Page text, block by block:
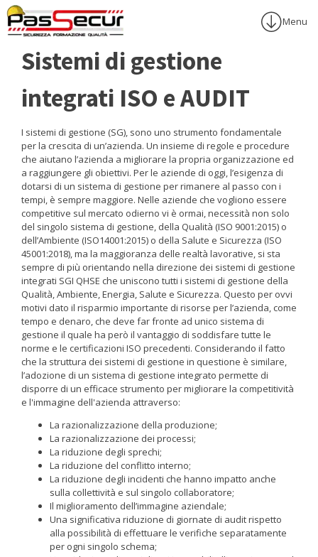
Menu
Sistemi di gestione
integrati ISO e AUDIT
I sistemi di gestione (SG), sono uno strumento fondamentale
per la crescita di un’azienda. Un insieme di regole e procedure
che aiutano l’azienda a migliorare la propria organizzazione ed
a raggiungere gli obiettivi. Per le aziende di oggi, l’esigenza di
dotarsi di un sistema di gestione per rimanere al passo con i
tempi, è sempre maggiore. Nelle aziende che vogliono essere
competitive sul mercato odierno vi è ormai, necessità non solo
del singolo sistema di gestione, della Qualità (ISO 9001:2015) o
dell’Ambiente (ISO14001:2015) o della Salute e Sicurezza (ISO
45001:2018), ma la maggioranza delle realtà lavorative, si sta
sempre di più orientando nella direzione dei sistemi di gestione
integrati SGI QHSE che uniscono tutti i sistemi di gestione della
Qualità, Ambiente, Energia, Salute e Sicurezza. Questo per ovvi
motivi dato il risparmio importante di risorse per l’azienda, come
tempo e denaro, che deve far fronte ad unico sistema di
gestione il quale ha però il vantaggio di soddisfare tutte le
norme e le certificazioni ISO precedenti. Considerando il fatto
che la struttura dei sistemi di gestione in questione è similare,
l’adozione di un sistema di gestione integrato permette di
disporre di un efficace strumento per migliorare la competitività
e l'immagine dell'azienda attraverso:
La razionalizzazione della produzione;
La razionalizzazione dei processi;
La riduzione degli sprechi;
La riduzione del conflitto interno;
La riduzione degli incidenti che hanno impatto anche
sulla collettività e sul singolo collaboratore;
Il miglioramento dell’immagine aziendale;
Una significativa riduzione di giornate di audit rispetto
alla possibilità di effettuare le verifiche separatamente
per ogni singolo schema;